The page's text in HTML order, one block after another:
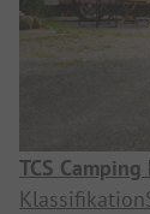
TCS Camping
Klassifikation